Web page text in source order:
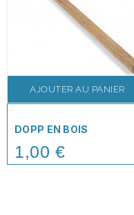
AJOUTER AU PANIER
DOPP EN BOIS
Price
1,00 €